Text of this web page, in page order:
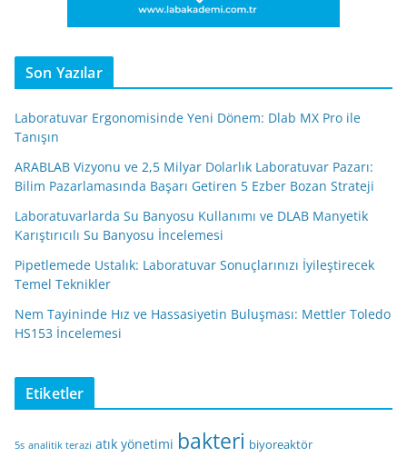
Son Yazılar
Laboratuvar Ergonomisinde Yeni Dönem: Dlab MX Pro ile
Tanışın
ARABLAB Vizyonu ve 2,5 Milyar Dolarlık Laboratuvar Pazarı:
Bilim Pazarlamasında Başarı Getiren 5 Ezber Bozan Strateji
Laboratuvarlarda Su Banyosu Kullanımı ve DLAB Manyetik
Karıştırıcılı Su Banyosu İncelemesi
Pipetlemede Ustalık: Laboratuvar Sonuçlarınızı İyileştirecek
Temel Teknikler
Nem Tayininde Hız ve Hassasiyetin Buluşması: Mettler Toledo
HS153 İncelemesi
Etiketler
5s analitik terazi atık yönetimi bakteri biyoreaktör